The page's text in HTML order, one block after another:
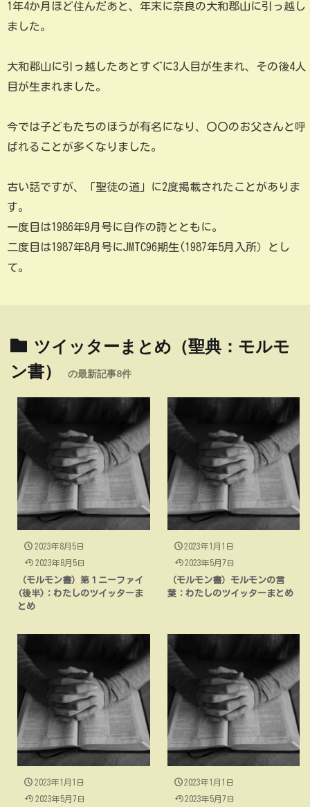
1年4か月ほど住んだあと、年末に奈良の大和郡山に引っ越し
ました。
大和郡山に引っ越したあとすぐに3人目が生まれ、その後4人
目が生まれました。
今では子どもたちのほうが有名になり、〇〇のお父さんと呼
ばれることが多くなりました。
古い話ですが、「聖徒の道」に2度掲載されたことがありま
す。
一度目は1986年9月号に自作の詩とともに。
二度目は1987年8月号にJMTC96期生(1987年5月入所）とし
て。
ツイッターまとめ（聖典：モルモ
ン書）
の最新記事8件
2023年8月5日
2023年8月5日
（モルモン書）第１ニーファイ
(後半)：わたしのツイッターま
とめ
2023年1月1日
2023年5月7日
（モルモン書）モルモンの言
葉：わたしのツイッターまとめ
2023年1月1日
2023年5月7日
2023年1月1日
2023年5月7日